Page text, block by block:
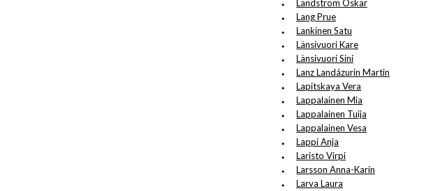
Landström Oskar
Lang Prue
Lankinen Satu
Länsivuori Kare
Länsivuori Sini
Lanz Landázurin Martin
Lapitskaya Vera
Lappalainen Mia
Lappalainen Tuija
Lappalainen Vesa
Lappi Anja
Laristo Virpi
Larsson Anna-Karin
Larva Laura